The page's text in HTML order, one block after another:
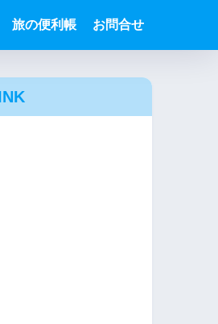
旅の便利帳 お問合せ